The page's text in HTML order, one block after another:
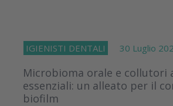
IGIENISTI DENTALI 30 Luglio
Microbioma orale e collutori
essenziali: un alleato per il
biofilm